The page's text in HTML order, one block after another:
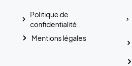
Politique de
confidentialité
Mentions légales